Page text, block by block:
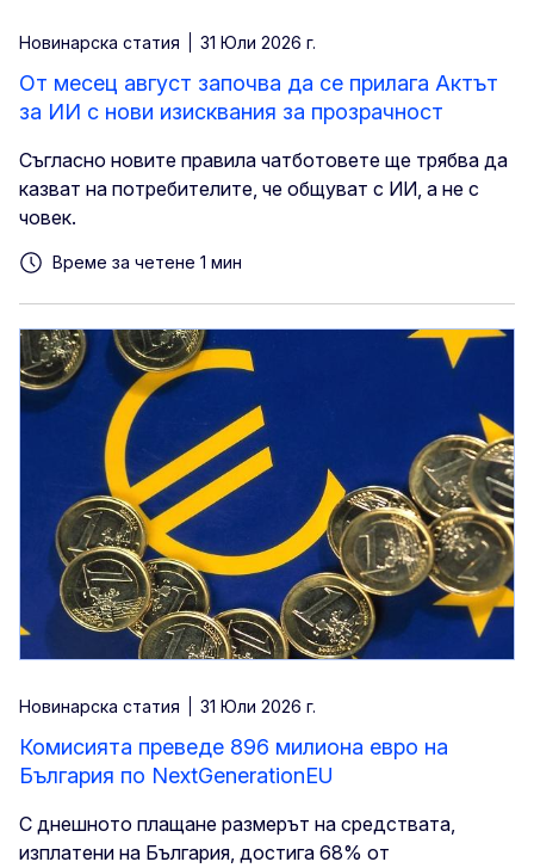
Новинарска статия 31 Юли 2026 г.
От месец август започва да се прилага Актът
за ИИ с нови изисквания за прозрачност
Съгласно новите правила чатботовете ще трябва да
казват на потребителите, че общуват с ИИ, а не с
човек.
Време за четене 1 мин
Новинарска статия 31 Юли 2026 г.
Комисията преведе 896 милиона евро на
България по NextGenerationEU
С днешното плащане размерът на средствата,
изплатени на България, достига 68% от